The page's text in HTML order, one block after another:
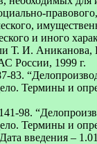
правового,
и иного
Т. И.
России, 1999 г.
83.
Термины и
98.
Термины и
введения –